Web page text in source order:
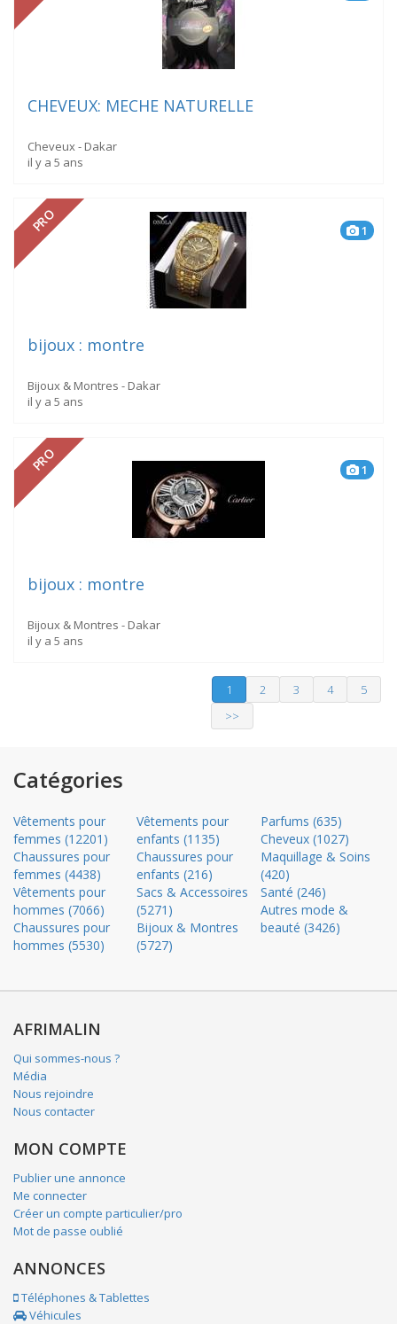
CHEVEUX: MECHE NATURELLE
Cheveux - Dakar
il y a 5 ans
PRO 1
bijoux : montre
Bijoux & Montres - Dakar
il y a 5 ans
PRO 1
bijoux : montre
Bijoux & Montres - Dakar
il y a 5 ans
1 (current)
2 3 4
5
>>
Catégories
Vêtements pour
femmes (12201)
Chaussures pour
femmes (4438)
Vêtements pour
hommes (7066)
Chaussures pour
hommes (5530)
Vêtements pour
enfants (1135)
Chaussures pour
enfants (216)
Sacs & Accessoires
(5271)
Bijoux & Montres
(5727)
Parfums (635)
Cheveux (1027)
Maquillage & Soins
(420)
Santé (246)
Autres mode &
beauté (3426)
AFRIMALIN
Qui sommes-nous ?
Média
Nous rejoindre
Nous contacter
MON COMPTE
Publier une annonce
Me connecter
Créer un compte particulier/pro
Mot de passe oublié
ANNONCES
Téléphones & Tablettes
Véhicules